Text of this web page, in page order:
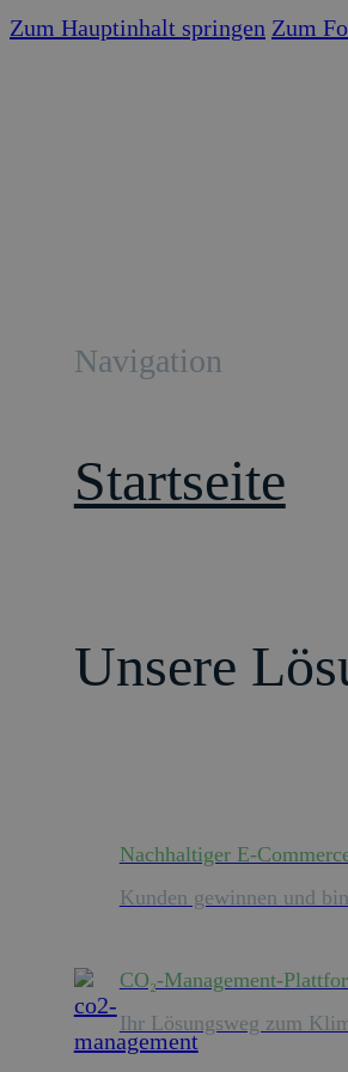
Zum Hauptinhalt springen Zum
Navigation
Startseite
Unsere
Nachhaltiger E-
Kunden gewinnen und
CO₂-Management-
Ihr Lösungsweg zum